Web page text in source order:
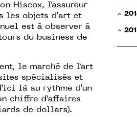
Hiscox, l’assureur
les objets d’art et
est à observer à
du business de
le marché de l’art
spécialisés et
là au rythme d’un
chiffre d’affaires
de dollars).